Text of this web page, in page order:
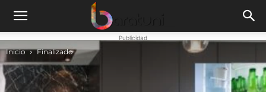
Publicidad
Inicio Finalizado